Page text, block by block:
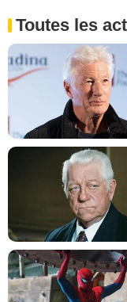
Toutes les